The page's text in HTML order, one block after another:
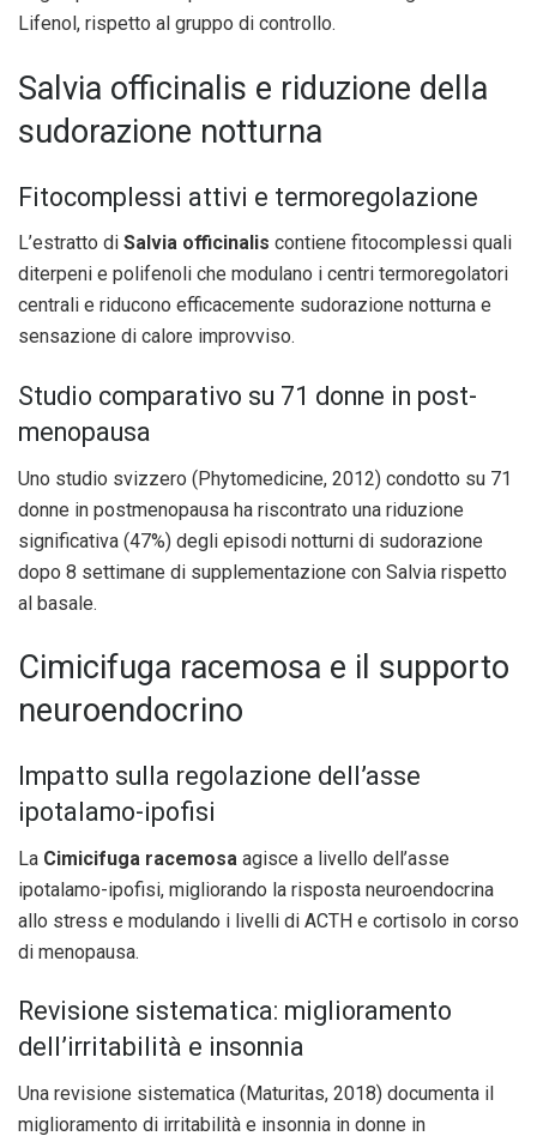
Lifenol, rispetto al gruppo di controllo.
Salvia officinalis e riduzione della
sudorazione notturna
Fitocomplessi attivi e termoregolazione
L’estratto di Salvia officinalis contiene fitocomplessi quali
diterpeni e polifenoli che modulano i centri termoregolatori
centrali e riducono efficacemente sudorazione notturna e
sensazione di calore improvviso.
Studio comparativo su 71 donne in post-
menopausa
Uno studio svizzero (Phytomedicine, 2012) condotto su 71
donne in postmenopausa ha riscontrato una riduzione
significativa (47%) degli episodi notturni di sudorazione
dopo 8 settimane di supplementazione con Salvia rispetto
al basale.
Cimicifuga racemosa e il supporto
neuroendocrino
Impatto sulla regolazione dell’asse
ipotalamo-ipofisi
La Cimicifuga racemosa agisce a livello dell’asse
ipotalamo-ipofisi, migliorando la risposta neuroendocrina
allo stress e modulando i livelli di ACTH e cortisolo in corso
di menopausa.
Revisione sistematica: miglioramento
dell’irritabilità e insonnia
Una revisione sistematica (Maturitas, 2018) documenta il
miglioramento di irritabilità e insonnia in donne in